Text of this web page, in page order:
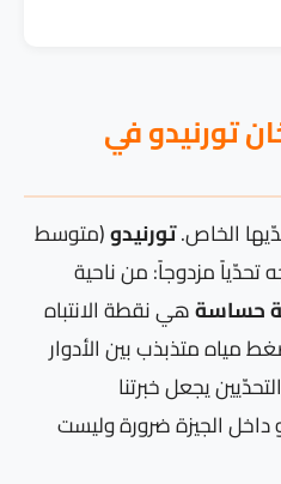
تورنيدو في
الخاص.تورنيدو(متوسط
مزدوجاً: من ناحية
حساسةهي نقطة الانتباه
مياه متذبذب بين الأدوار
يجعل خبرتنا
الجيزة ضرورة وليست